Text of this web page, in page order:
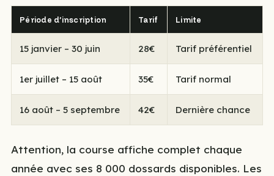
Période d’inscription Tarif Limite
15 janvier – 30 juin 28€ Tarif préférentiel
1er juillet – 15 août 35€ Tarif normal
16 août – 5 septembre 42€ Dernière chance
Attention, la course affiche complet chaque
année avec ses 8 000 dossards disponibles. Les